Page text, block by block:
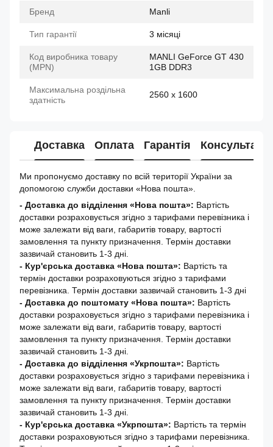
Бренд Manli
Тип гарантії 3 місяці
Код виробника товару
(MPN)
MANLI GeForce GT 430
1GB DDR3
Максимальна роздільна
здатність
2560 x 1600
Доставка Оплата Гарантія Консультація
Ми пропонуємо доставку по всій території України за
допомогою служби доставки «Нова пошта».
- Доставка до відділення «Нова пошта»: Вартість
доставки розраховується згідно з тарифами перевізника і
може залежати від ваги, габаритів товару, вартості
замовлення та пункту призначення. Термін доставки
зазвичай становить 1-3 дні.
- Кур'єрська доставка «Нова пошта»: Вартість та
термін доставки розраховуються згідно з тарифами
перевізника. Термін доставки зазвичай становить 1-3 дні
- Доставка до поштомату «Нова пошта»: Вартість
доставки розраховується згідно з тарифами перевізника і
може залежати від ваги, габаритів товару, вартості
замовлення та пункту призначення. Термін доставки
зазвичай становить 1-3 дні.
- Доставка до відділення «Укрпошта»: Вартість
доставки розраховується згідно з тарифами перевізника і
може залежати від ваги, габаритів товару, вартості
замовлення та пункту призначення. Термін доставки
зазвичай становить 1-3 дні.
- Кур'єрська доставка «Укрпошта»: Вартість та термін
доставки розраховуються згідно з тарифами перевізника.